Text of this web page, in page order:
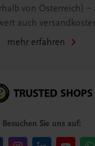
von Österreich) –
auch
mehr erfahren
Besuchen Sie uns auf: